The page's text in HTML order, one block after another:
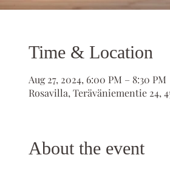
Time & Location
Aug 27, 2024, 6:00 PM – 8:30 PM
Rosavilla, Teräväniementie 24,
About the event